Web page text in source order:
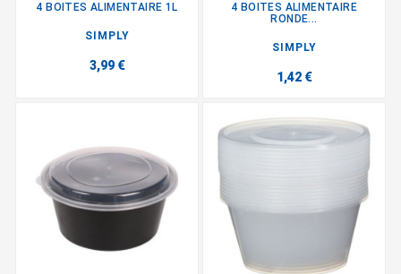
4 BOITES ALIMENTAIRE 1L
SIMPLY
3,99 €
4 BOITES ALIMENTAIRE
RONDE...
SIMPLY
1,42 €